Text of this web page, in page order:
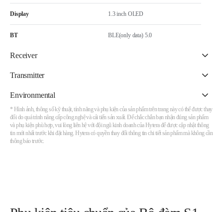
Display 1.3 inch OLED
BT BLE(only data) 5.0
Receiver
Transmitter
Environmental
* Hình ảnh, thông số kỹ thuật, tính năng và phụ kiện của sản phẩm trên trang này có thể được thay
đổi do quá trình nâng cấp công nghệ và cải tiến sản xuất. Để chắc chắn bạn nhận đúng sản phẩm
và phụ kiện phù hợp, vui lòng liên hệ với đội ngũ kinh doanh của Hytera để được cập nhật thông
tin mới nhất trước khi đặt hàng. Hytera có quyền thay đổi thông tin chi tiết sản phẩm mà không cần
thông báo trước.